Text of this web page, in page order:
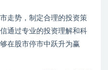
走势，制定合理的投资策
通过专业的投资理解和科
在股市停市中跃升为赢